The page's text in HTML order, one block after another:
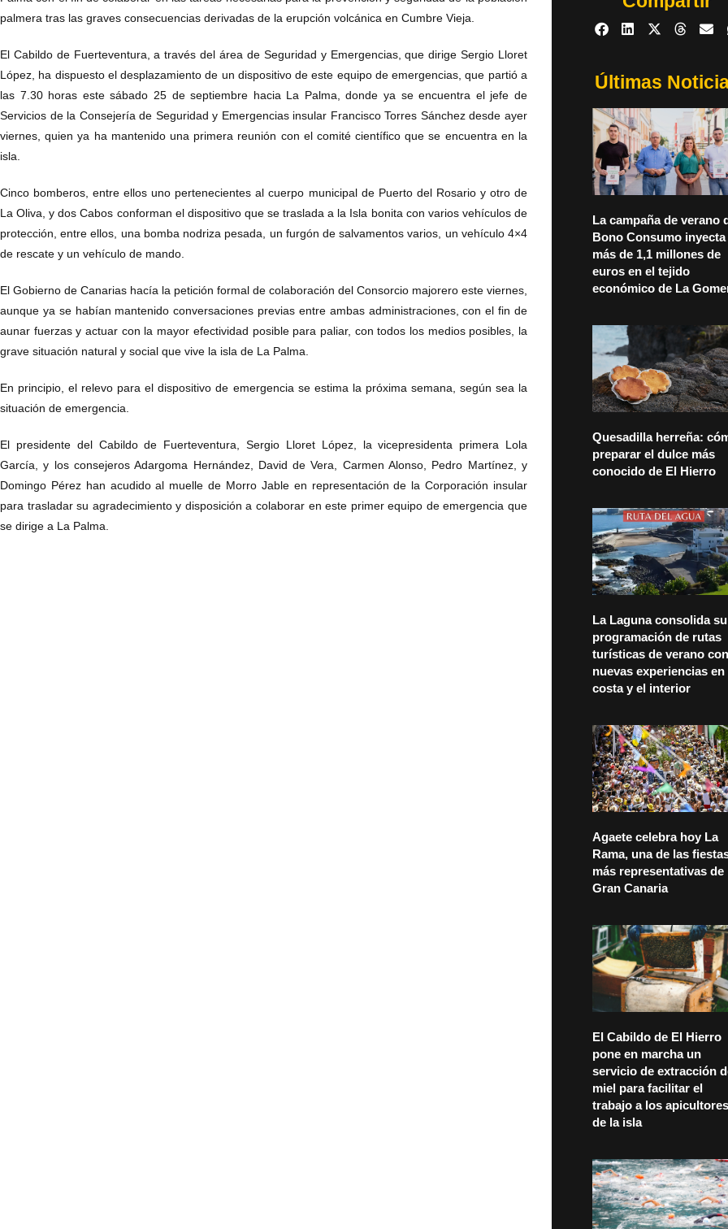
palmera tras las graves consecuencias derivadas de la erupción volcánica en Cumbre Vieja.
El Cabildo de Fuerteventura, a través del área de Seguridad y Emergencias, que dirige Sergio Lloret
López, ha dispuesto el desplazamiento de un dispositivo de este equipo de emergencias, que partió a
las 7.30 horas este sábado 25 de septiembre hacia La Palma, donde ya se encuentra el jefe de
Servicios de la Consejería de Seguridad y Emergencias insular Francisco Torres Sánchez desde ayer
viernes, quien ya ha mantenido una primera reunión con el comité científico que se encuentra en la
isla.
Cinco bomberos, entre ellos uno pertenecientes al cuerpo municipal de Puerto del Rosario y otro de
La Oliva, y dos Cabos conforman el dispositivo que se traslada a la Isla bonita con varios vehículos de
protección, entre ellos, una bomba nodriza pesada, un furgón de salvamentos varios, un vehículo 4×4
de rescate y un vehículo de mando.
El Gobierno de Canarias hacía la petición formal de colaboración del Consorcio majorero este viernes,
aunque ya se habían mantenido conversaciones previas entre ambas administraciones, con el fin de
aunar fuerzas y actuar con la mayor efectividad posible para paliar, con todos los medios posibles, la
grave situación natural y social que vive la isla de La Palma.
En principio, el relevo para el dispositivo de emergencia se estima la próxima semana, según sea la
situación de emergencia.
El presidente del Cabildo de Fuerteventura, Sergio Lloret López, la vicepresidenta primera Lola
García, y los consejeros Adargoma Hernández, David de Vera, Carmen Alonso, Pedro Martínez, y
Domingo Pérez han acudido al muelle de Morro Jable en representación de la Corporación insular
para trasladar su agradecimiento y disposición a colaborar en este primer equipo de emergencia que
se dirige a La Palma.
Últimas
La campaña de verano
Bono Consumo inyecta
más de 1,1 millones de
euros en el tejido
económico de La
Quesadilla herreña:
preparar el dulce más
conocido de El Hierro
La Laguna consolida su
programación de rutas
turísticas de verano con
nuevas experiencias en
costa y el interior
Agaete celebra hoy La
Rama, una de las
más representativas de
Gran Canaria
El Cabildo de El Hierro
pone en marcha un
servicio de extracción
miel para facilitar el
trabajo a los apicultores
de la isla